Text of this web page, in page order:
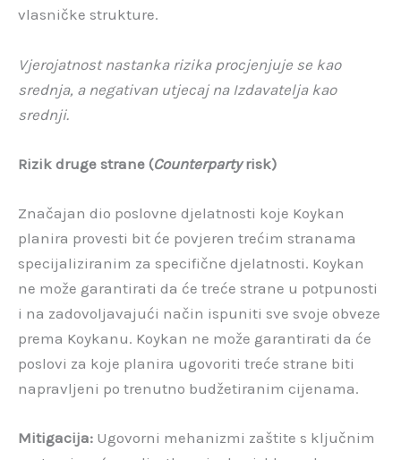
vlasničke strukture.
Vjerojatnost nastanka rizika procjenjuje se kao
srednja, a negativan utjecaj na Izdavatelja kao
srednji.
Rizik druge strane (Counterpartyrisk)
Značajan dio poslovne djelatnosti koje Koykan
planira provesti bit će povjeren trećim stranama
specijaliziranim za specifične djelatnosti. Koykan
ne može garantirati da će treće strane u potpunosti
i na zadovoljavajući način ispuniti sve svoje obveze
prema Koykanu. Koykan ne može garantirati da će
poslovi za koje planira ugovoriti treće strane biti
napravljeni po trenutno budžetiranim cijenama.
Mitigacija: Ugovorni mehanizmi zaštite s ključnim